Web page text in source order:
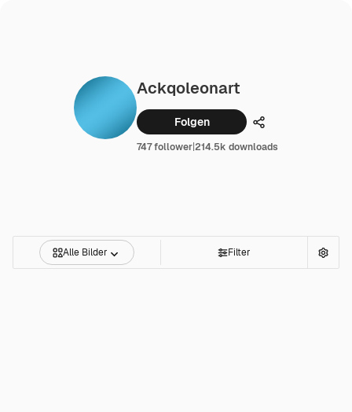
Ackqoleonart
Folgen Teilen
747 follower|214.5k downloads
Alle Bilder Filter